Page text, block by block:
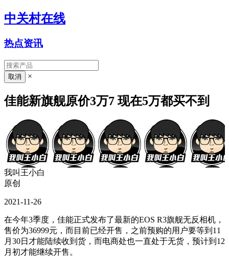
中关村在线
热点资讯
×
佳能新旗舰原价3万7 现在5万都买不到
我叫王小白
原创
2021-11-26
在今年3季度，佳能正式发布了最新的EOS R3旗舰无反相机，
售价为36999元，而目前已经开售，之前预购的用户要等到11
月30日才能陆续收到货，而电商处也一直处于无货，预计到12
月初才能继续开售。